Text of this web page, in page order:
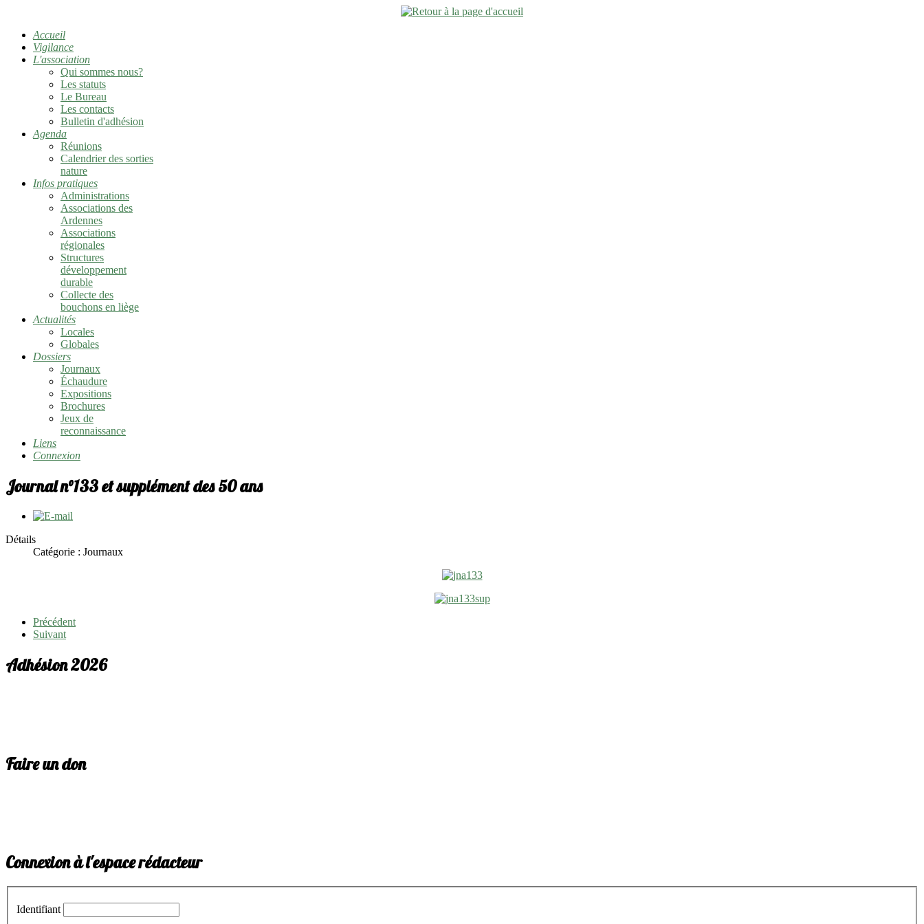
Accueil
Vigilance
L'association
Qui sommes nous?
Les statuts
Le Bureau
Les contacts
Bulletin d'adhésion
Agenda
Réunions
Calendrier des sorties
nature
Infos pratiques
Administrations
Associations des
Ardennes
Associations
régionales
Structures
développement
durable
Collecte des
bouchons en liège
Actualités
Locales
Globales
Dossiers
Journaux
Échaudure
Expositions
Brochures
Jeux de
reconnaissance
Liens
Connexion
Journal n°133 et supplément des 50 ans
Détails
Catégorie : Journaux
Précédent
Suivant
Adhésion 2026
Faire un don
Connexion à l'espace rédacteur
Identifiant